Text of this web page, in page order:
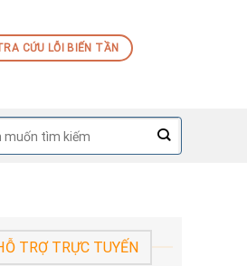
CỨU LỖI BIẾN TẦN
TRỢ TRỰC TUYẾN